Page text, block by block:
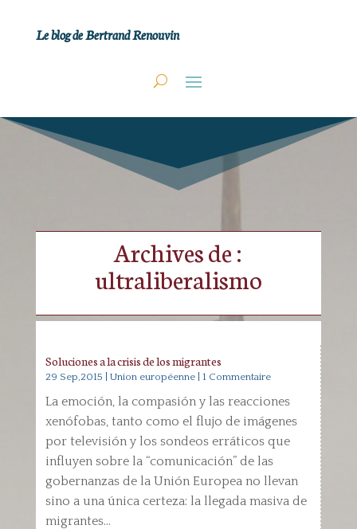
Le blog de Bertrand Renouvin
Archives de :
ultraliberalismo
Soluciones a la crisis de los migrantes
29 Sep,2015 Union européenne| 1 Commentaire
La emoción, la compasión y las reacciones
xenófobas, tanto como el flujo de imágenes
por televisión y los sondeos erráticos que
influyen sobre la “comunicación” de las
gobernanzas de la Unión Europea no llevan
sino a una única certeza: la llegada masiva de
migrantes...